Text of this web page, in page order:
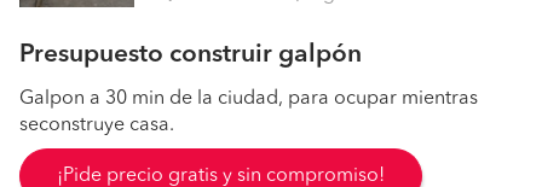
Presupuesto construir galpón
Galpon a 30 min de la ciudad, para ocupar mientras
seconstruye casa.
¡Pide precio gratis y sin compromiso!